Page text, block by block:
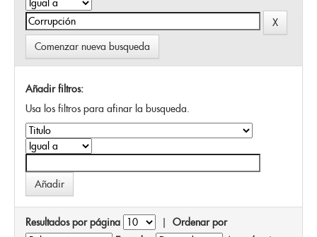
Comenzar nueva busqueda
Añadir filtros:
Usa los filtros para afinar la busqueda.
Resultados por página | Ordenar por